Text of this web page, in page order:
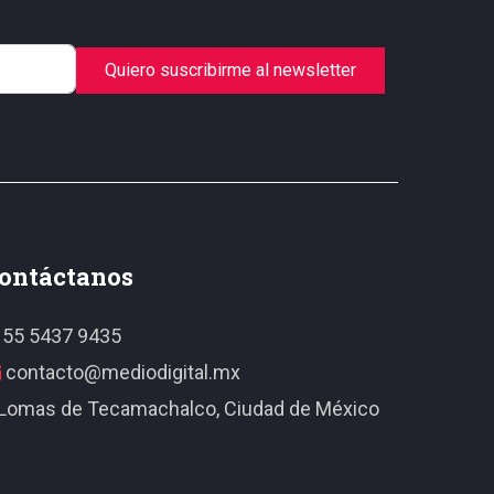
Quiero suscribirme al newsletter
5437 9435
contacto@mediodigital.mx
de Tecamachalco, Ciudad de México